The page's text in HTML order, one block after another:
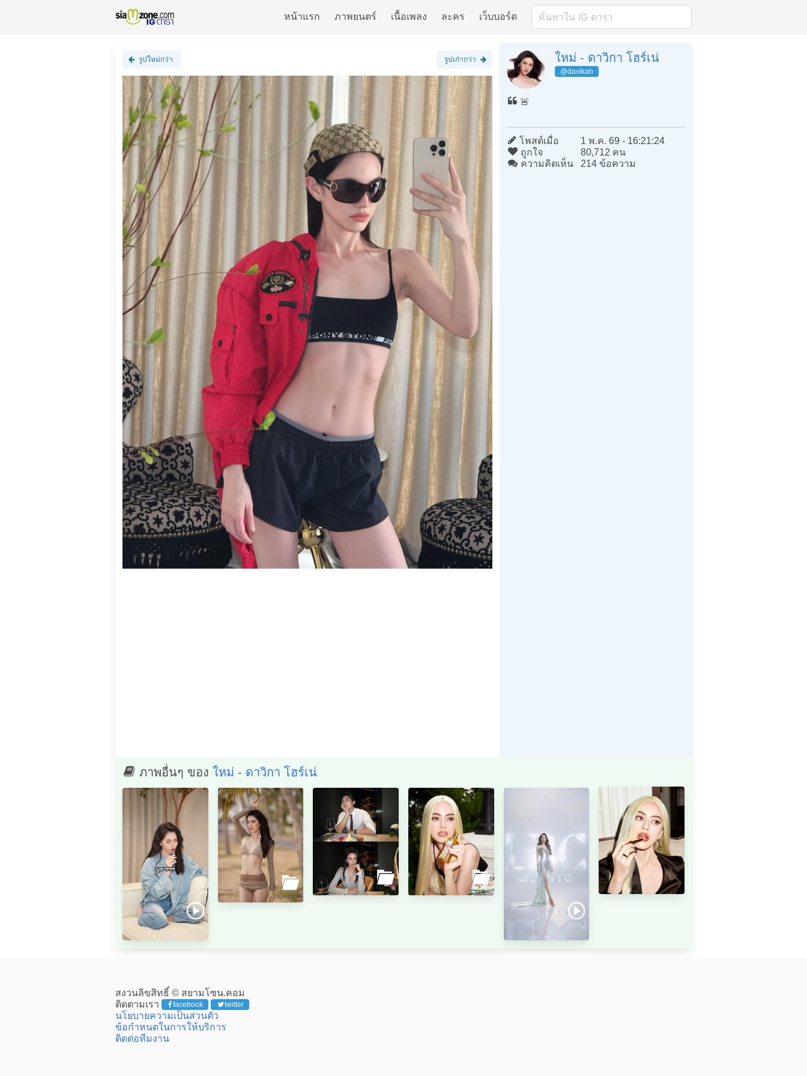
หน้าแรก ภาพยนตร์ เนื้อเพลง ละคร เว็บบอร์ด
รูปใหม่กว่า รูปเก่ากว่า ใหม่ - ดาวิกา โฮร์เน่
@davikah
🚨
โพสต์เมื่อ
1 พ.ค. 69 - 16:21:24
ถูกใจ
80,712 คน
ความคิดเห็น
214 ข้อความ
ภาพอื่นๆ ของใหม่ - ดาวิกา โฮร์เน่
สงวนลิขสิทธิ์ © สยามโซน.คอม
ติดตามเรา
facebook twitter
นโยบายความเป็นส่วนตัว
ข้อกำหนดในการให้บริการ
ติดต่อทีมงาน